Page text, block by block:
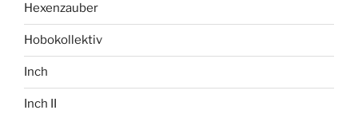
Hexenzauber
Hobokollektiv
Inch
Inch II